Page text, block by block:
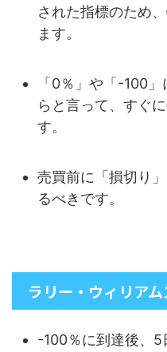
された指標のため
ます。
「0％」や「-100
らと言って、すぐ
す。
売買前に「損切り
るべきです。
ラリー・ウィリア
-100％に到達後、